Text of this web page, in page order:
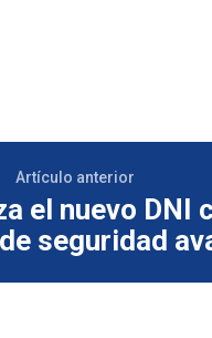
Artículo anterior
el nuevo DNI
seguridad